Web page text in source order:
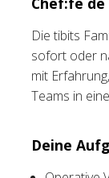
Tischreservation
Login
Schweiz (DE)
Die tibits
sofort oder
mit
Teams in
Deine